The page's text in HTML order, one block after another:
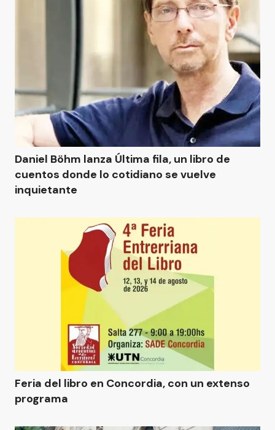
Daniel Böhm lanza Última fila, un libro de
cuentos donde lo cotidiano se vuelve
inquietante
Feria del libro en Concordia, con un extenso
programa